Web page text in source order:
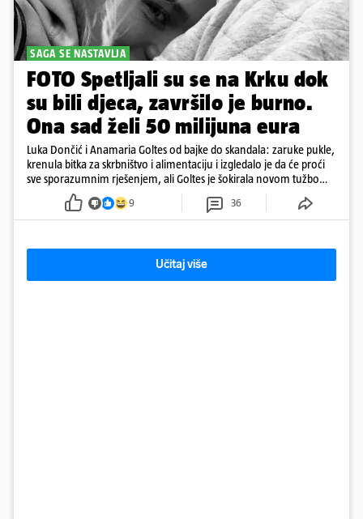
SAGA SE NASTAVLJA
FOTO Spetljali su se na Krku dok
su bili djeca, završilo je burno.
Ona sad želi 50 milijuna eura
Luka Dončić i Anamaria Goltes od bajke do skandala: zaruke pukle,
krenula bitka za skrbništvo i alimentaciju i izgledalo je da će proći
sve sporazumnim rješenjem, ali Goltes je šokirala novom tužbom
u Sloveniji
9 36
Učitaj više